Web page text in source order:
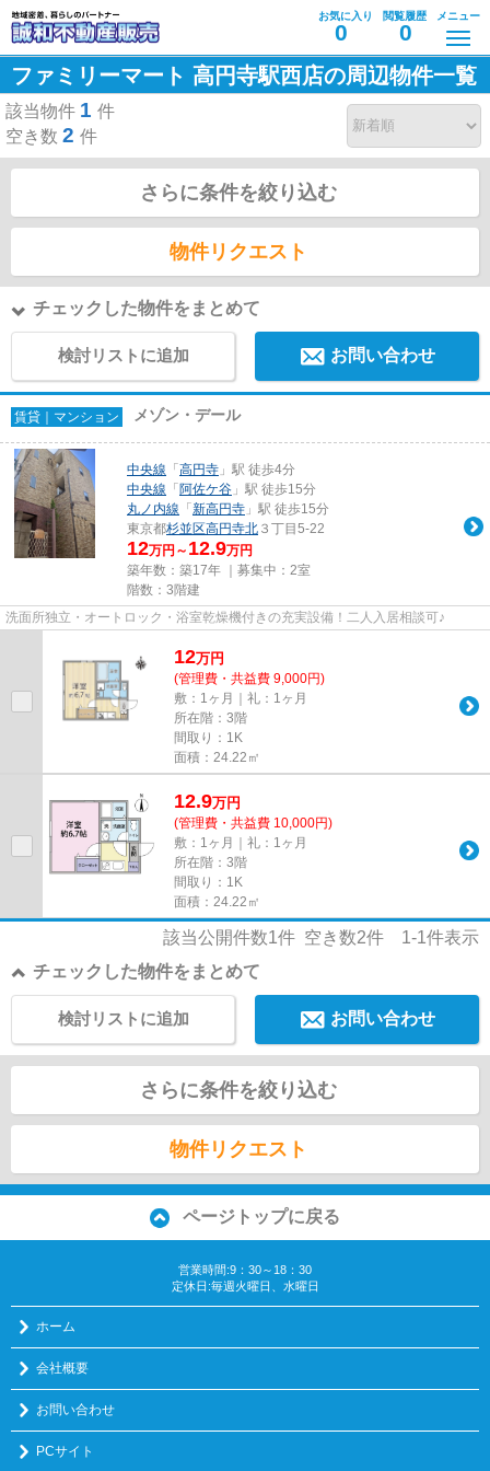
お気に入り
0
閲覧履歴
0
メニュー
ファミリーマート 高円寺駅西店の周辺物件一覧
該当物件 1 件
空き数 2 件
さらに条件を絞り込む
物件リクエスト
チェックした物件をまとめて
検討リストに追加 お問い合わせ
賃貸｜マンション メゾン・デール
中央線 「 高円寺 」駅 徒歩4分
中央線 「 阿佐ケ谷 」駅 徒歩15分
丸ノ内線 「 新高円寺 」駅 徒歩15分
東京都杉並区高円寺北 ３丁目5-22
12万円～ 12.9万円
築年数：築17年 ｜募集中： 2室
階数：3階建
洗面所独立・オートロック・浴室乾燥機付きの充実設備！二人入居相談可♪
12万円
(管理費・共益費 9,000円)
敷：1ヶ月｜礼：1ヶ月
所在階：3階
間取り：1K
面積：24.22㎡
12.9万円
(管理費・共益費 10,000円)
敷：1ヶ月｜礼：1ヶ月
所在階：3階
間取り：1K
面積：24.22㎡
該当公開件数1件 空き数2件 1-1件表示
チェックした物件をまとめて
お問い合わせ
検討リストに追加
さらに条件を絞り込む
物件リクエスト
ページトップに戻る
営業時間:9：30～18：30
定休日:毎週火曜日、水曜日
ホーム
会社概要
お問い合わせ
PCサイト